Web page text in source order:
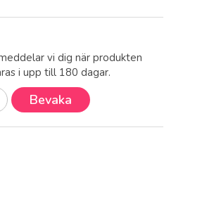
vi dig när produkten
i upp till 180 dagar.
Bevaka